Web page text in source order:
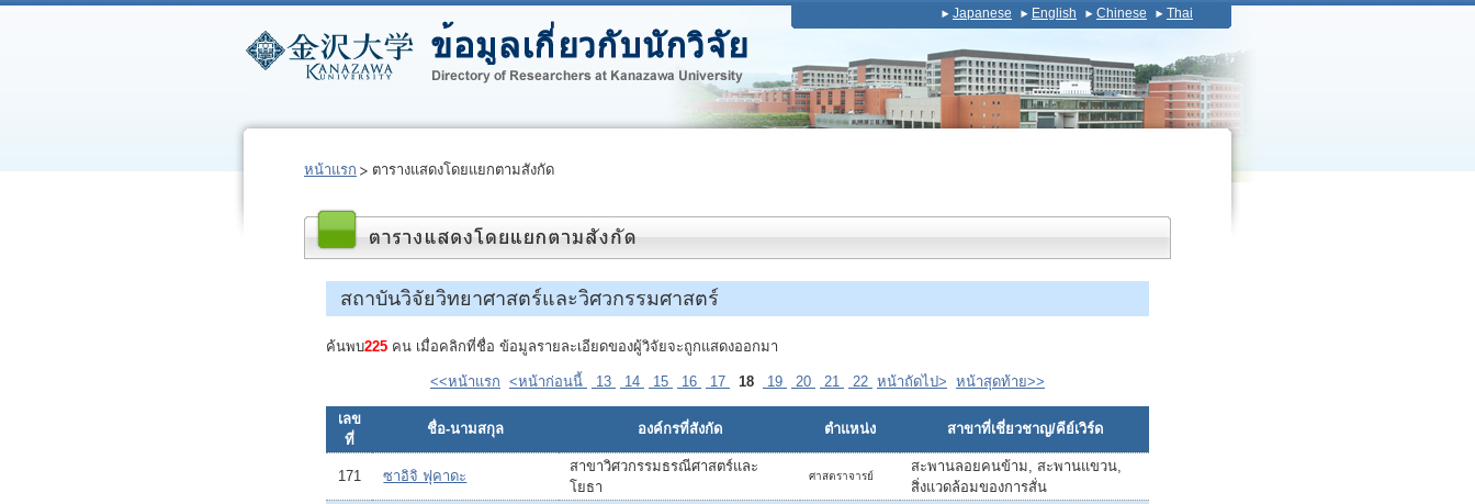
Japanese English Chinese Thai
หน้าแรก ตารางแสดงโดยแยกตามสังกัด
สถาบันวิจัยวิทยาศาสตร์และวิศวกรรมศาสตร์
ค้นพบ225 คน เมื่อคลิกที่ชื่อ ข้อมูลรายละเอียดของผู้วิจัยจะถูกแสดงออกมา
<<หน้าแรก <หน้าก่อนนี้ 13 14 15 16 17 18 19 20 21 22 หน้าถัดไป> หน้าสุดท้าย>>
เลข
ที่
ชื่อ-นามสกุล องค์กรที่สังกัด ตำแหน่ง สาขาที่เชี่ยวชาญ/คีย์เวิร์ด
171 ซาอิจิ ฟุคาดะ
สาขาวิศวกรรมธรณีศาสตร์และ
โยธา
ศาสตราจารย์
สะพานลอยคนข้าม, สะพานแขวน,
สิ่งแวดล้อมของการสั่น